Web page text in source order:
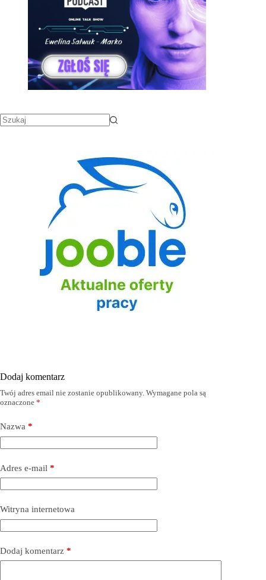
Dodaj komentarz
Twój adres email nie zostanie opublikowany. Wymagane pola są
oznaczone *
Nazwa *
Adres e-mail *
Witryna internetowa
Dodaj komentarz *